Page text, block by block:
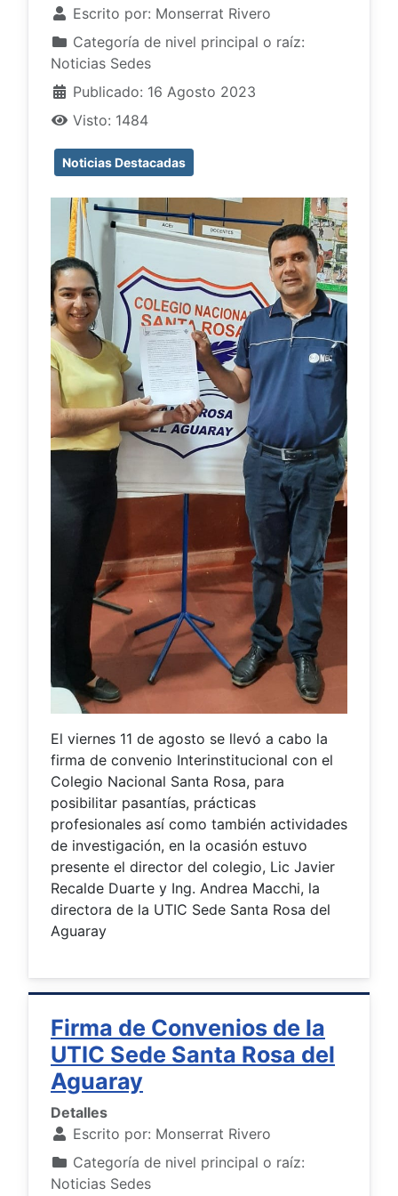
Escrito por: Monserrat Rivero
Categoría de nivel principal o raíz:
Noticias Sedes
Publicado: 16 Agosto 2023
Visto: 1484
Noticias Destacadas
El viernes 11 de agosto se llevó a cabo la
firma de convenio Interinstitucional con el
Colegio Nacional Santa Rosa, para
posibilitar pasantías, prácticas
profesionales así como también actividades
de investigación, en la ocasión estuvo
presente el director del colegio, Lic Javier
Recalde Duarte y Ing. Andrea Macchi, la
directora de la UTIC Sede Santa Rosa del
Aguaray
Firma de Convenios de la
UTIC Sede Santa Rosa del
Aguaray
Detalles
Escrito por: Monserrat Rivero
Categoría de nivel principal o raíz:
Noticias Sedes